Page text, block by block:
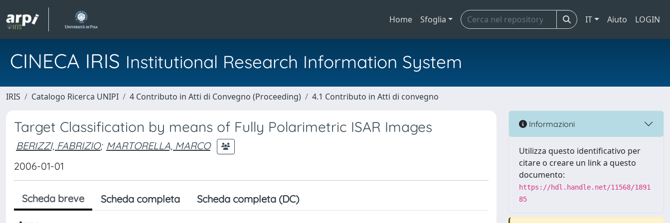
Home Sfoglia IT Aiuto LOGIN
CINECA IRIS Institutional Research Information System
IRIS Catalogo Ricerca UNIPI 4 Contributo in Atti di Convegno (Proceeding) 4.1 Contributo in Atti di convegno
Target Classification by means of Fully Polarimetric ISAR Images
BERIZZI, FABRIZIO; MARTORELLA, MARCO
2006-01-01
Scheda breve Scheda completa Scheda completa (DC)
Informazioni
Utilizza questo identificativo per
citare o creare un link a questo
documento:
https://hdl.handle.net/11568/1891
85